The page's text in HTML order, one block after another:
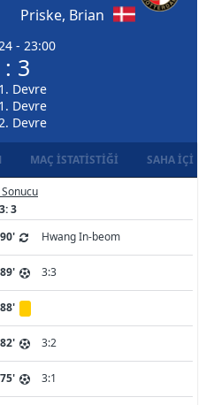
- 23:00
3
Devre
Devre
Devre
Priske, Brian
MAÇ İSTATISTIĞI SAHA İÇI
3: 3
90'
Hwang In-beom
89' 3:3
88'
82' 3:2
75' 3:1